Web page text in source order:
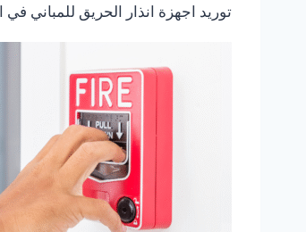
توريد اجهزة انذار الحريق للمباني